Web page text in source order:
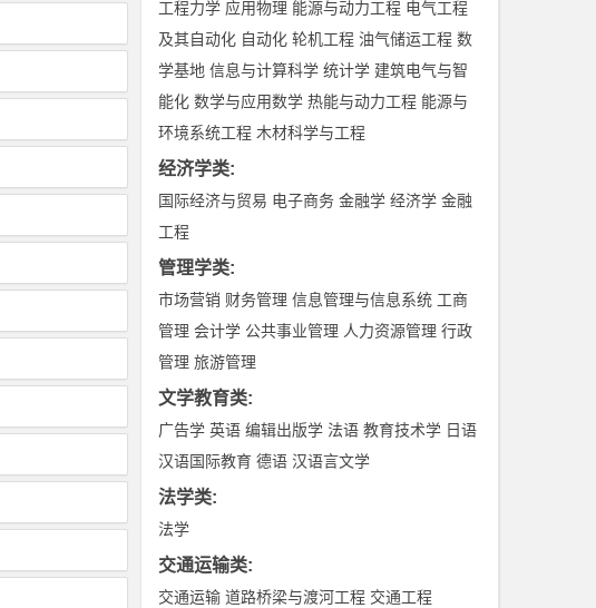
工程力学 应用物理 能源与动力工程 电气工程
及其自动化 自动化 轮机工程 油气储运工程 数
学基地 信息与计算科学 统计学 建筑电气与智
能化 数学与应用数学 热能与动力工程 能源与
环境系统工程 木材科学与工程
经济学类:
国际经济与贸易 电子商务 金融学 经济学 金融
工程
管理学类:
市场营销 财务管理 信息管理与信息系统 工商
管理 会计学 公共事业管理 人力资源管理 行政
管理 旅游管理
文学教育类:
广告学 英语 编辑出版学 法语 教育技术学 日语
汉语国际教育 德语 汉语言文学
法学类:
法学
交通运输类:
交通运输 道路桥梁与渡河工程 交通工程